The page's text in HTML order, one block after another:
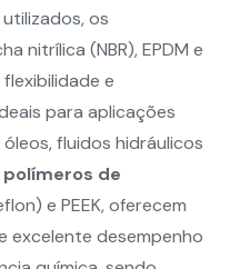
os
nitrílica (NBR), EPDM e
e
para aplicações
fluidos hidráulicos
polímeros de
e PEEK, oferecem
excelente desempenho